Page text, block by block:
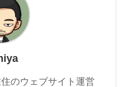
のウェブサイト運営